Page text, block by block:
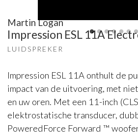
Martin Logan
Impression ESL 11A
LUIDSPREKER
Impression ESL 11A onthult de
impact van de uitvoering, met
en uw oren. Met een 11-inch
elektrostatische transducer,
PoweredForce Forward ™